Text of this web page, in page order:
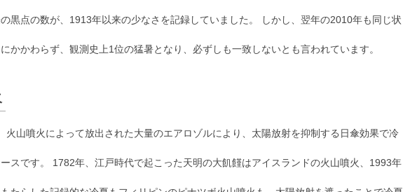
黒点の数が、1913年以来の少なさを記録していました。 しかし、翌年の2010年も同じ状
かかわらず、観測史上1位の猛暑となり、必ずしも一致しないとも言われています。
火山噴火によって放出された大量のエアロゾルにより、太陽放射を抑制する日傘効果で冷
スです。 1782年、江戸時代で起こった天明の大飢饉はアイスランドの火山噴火、1993年